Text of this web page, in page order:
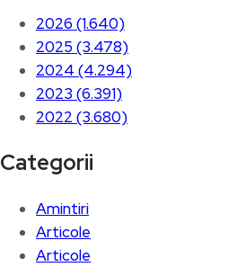
2026 (1.640)
2025 (3.478)
2024 (4.294)
2023 (6.391)
2022 (3.680)
Categorii
Amintiri
Articole
Articole